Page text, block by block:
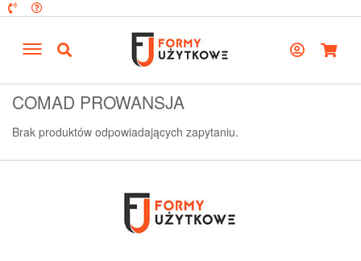
COMAD PROWANSJA
Brak produktów odpowiadających zapytaniu.